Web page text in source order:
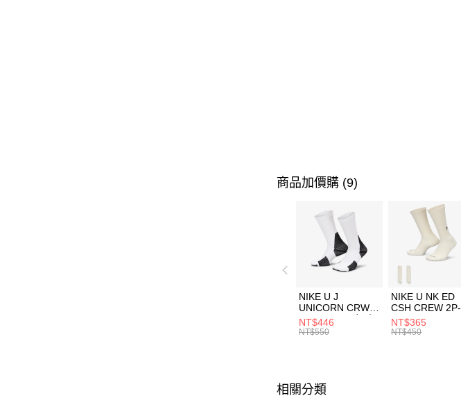
商品加價購 (9)
NIKE U J
UNICORN CRW
1PR -160 男女 中
統襪 FZ3393100
NT$446
NT$550
NIKE U NK ED
CSH CREW 2P-
144 EMBRDY 男
女 短統襪
NT$365
NT$450
相關分類